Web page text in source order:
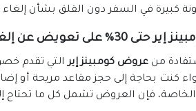
كبيرة في السفر دون القلق بشأن إلغاء
على تعويض عن إلغاء الرحلة
من عروض كومبينز إير
كنت بحاجة إلى حجز مقاعد مريحة أو
الخاصة، فإن العروض تشمل كل ما تحتاج